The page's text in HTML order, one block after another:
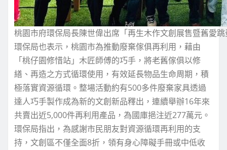
桃園市府環保局長陳世偉出席「再生木作文創展售暨舊愛
環保局也表示，桃園市為推動廢棄傢俱再利用，藉由
「桃仔園修惜站」木匠師傅的巧手，將老舊傢俱以修
繕、再造之方式循環使用，有效延長物品生命周期，積
極落實資源循環。整場活動約有500多件廢棄家具透過
達人巧手製作成為新的文創新品釋出，連續舉辦16年來
共賣出近5,000件再利用產品，為國庫挹注近277萬元。
環保局指出，為感謝市民朋友對資源循環再利用的支
持，文創區不僅全面8折，領有身心障礙手冊或中低收